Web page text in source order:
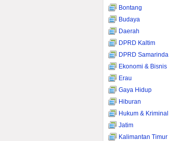
Bontang
Budaya
Daerah
DPRD Kaltim
DPRD Samarinda
Ekonomi & Bisnis
Erau
Gaya Hidup
Hiburan
Hukum & Kriminal
Jatim
Kalimantan Timur